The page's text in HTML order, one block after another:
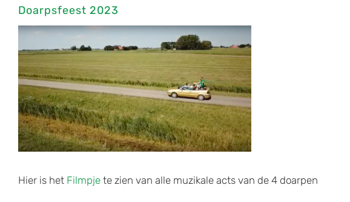
Doarpsfeest 2023
Bekijk
grotere
afbeelding
Hier is het Filmpje te zien van alle muzikale acts van de 4 doarpen